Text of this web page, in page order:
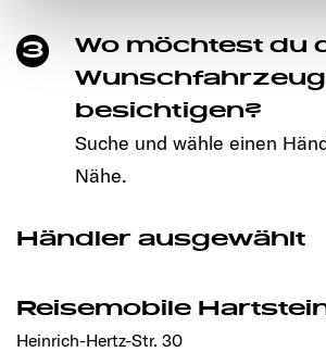
den störungsfreien Betrieb der Webseite
Ermöglichung der Seitennavigation
3
Wo möchtest du
Wunschfahrzeug
besichtigen?
Suche und wähle einen
Nähe.
Händler ausgewählt
Reisemobile
Heinrich-Hertz-Str. 30